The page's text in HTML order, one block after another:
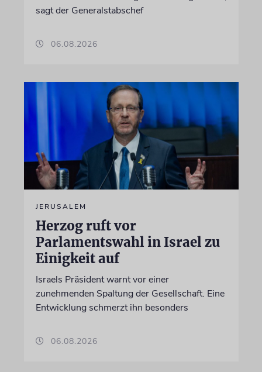
sagt der Generalstabschef
06.08.2026
JERUSALEM
Herzog ruft vor
Parlamentswahl in Israel zu
Einigkeit auf
Israels Präsident warnt vor einer
zunehmenden Spaltung der Gesellschaft. Eine
Entwicklung schmerzt ihn besonders
06.08.2026